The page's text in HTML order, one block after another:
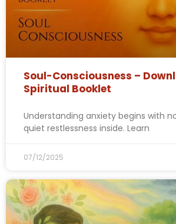
Soul-Consciousness –
Spiritual Booklet
Understanding anxiety begins with
quiet restlessness inside. Learn
07/12/2025